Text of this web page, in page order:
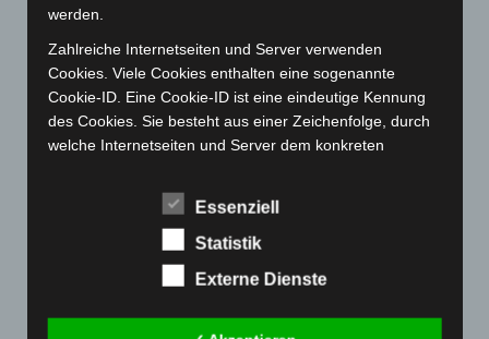
Mai 2022(177)
April 2022(198)
März 2022 (221)
Februar 2022(189)
Januar 2022(190)
(215)
(171)
August 2021(154)
werden.
Zahlreiche Internetseiten und Server verwenden
Cookies. Viele Cookies enthalten eine sogenannte
Cookie-ID. Eine Cookie-ID ist eine eindeutige Kennung
des Cookies. Sie besteht aus einer Zeichenfolge, durch
welche Internetseiten und Server dem konkreten
Cookie gespeichert wurde. Dies ermöglicht es den
besuchten Internetseiten und Servern, den individuellen
Browser der betroffenen Person von anderen
Internetbrowsern, die andere Cookies enthalten, zu
unterscheiden. Ein bestimmter Internetbrowser kann
Essenziell
Statistik
Externe Dienste